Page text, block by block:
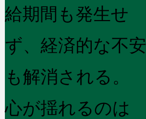
給期間も発生せ
ず、経済的な不安
も解消される。
心が揺れるのは